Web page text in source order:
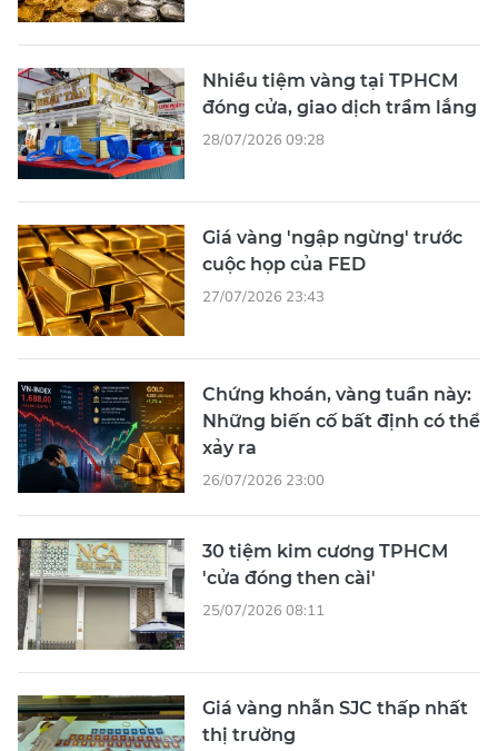
Nhiều tiệm vàng tại TPHCM
đóng cửa, giao dịch trầm lắng
28/07/2026 09:28
Giá vàng 'ngập ngừng' trước
cuộc họp của FED
27/07/2026 23:43
Chứng khoán, vàng tuần này:
Những biến cố bất định có thể
xảy ra
26/07/2026 23:00
30 tiệm kim cương TPHCM
'cửa đóng then cài'
25/07/2026 08:11
Giá vàng nhẫn SJC thấp nhất
thị trường